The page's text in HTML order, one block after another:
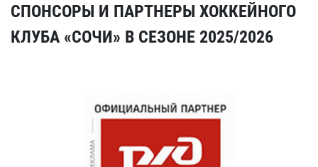
СПОНСОРЫ И ПАРТНЕРЫ ХОККЕЙНОГО
КЛУБА «СОЧИ» В СЕЗОНЕ 2025/2026